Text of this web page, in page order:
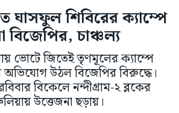
ঘাসফুল শিবিরের ক্যাম্পে
বিজেপির, চাঞ্চল্য
ভোটে জিতেই তৃণমূলের ক্যাম্পে
অভিযোগ উঠল বিজেপির বিরুদ্ধে।
বিকেলে নন্দীগ্রাম-২ ব্লকের
উত্তেজনা ছড়ায়।